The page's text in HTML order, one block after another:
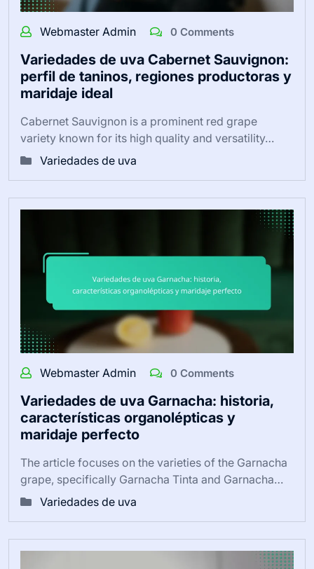
Webmaster Admin 0 Comments
Variedades de uva Cabernet Sauvignon:
perfil de taninos, regiones productoras y
maridaje ideal
Cabernet Sauvignon is a prominent red grape
variety known for its high quality and versatility…
Variedades de uva
Webmaster Admin 0 Comments
Variedades de uva Garnacha: historia,
características organolépticas y
maridaje perfecto
The article focuses on the varieties of the Garnacha
grape, specifically Garnacha Tinta and Garnacha…
Variedades de uva